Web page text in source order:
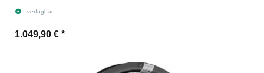
verfügbar
1.049,90 € *